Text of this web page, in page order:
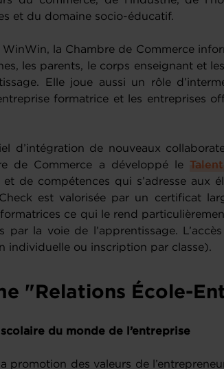
et du domaine socio-éducatif.
la Chambre de Commerce
les parents, le corps enseignant et
Elle joue aussi un rôle
formatrice et les entreprises
d’intégration de nouveaux
de Commerce a développé le
et de compétences qui s’adresse aux
est valorisée par un certificat
ce qui le rend
par la voie de l’apprentissage.
individuelle ou inscription par classe).
"Relations École-
du monde de l’entreprise
promotion des valeurs de